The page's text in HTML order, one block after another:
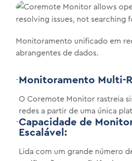
Monitoramento unificado em
abrangentes de dados.
-Monitoramento Multi-
O Coremote Monitor rastreia
redes a partir de uma única
-Capacidade de
Escalável:
Lida com um grande número